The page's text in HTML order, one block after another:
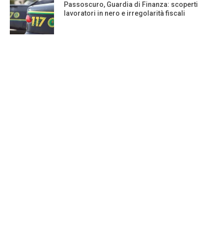
Passoscuro, Guardia di Finanza: scoperti
lavoratori in nero e irregolarità fiscali